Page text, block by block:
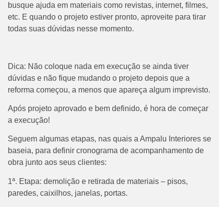
busque ajuda em materiais como revistas, internet, filmes,
etc. E quando o projeto estiver pronto, aproveite para tirar
todas suas dúvidas nesse momento.
Dica: Não coloque nada em execução se ainda tiver
dúvidas e não fique mudando o projeto depois que a
reforma começou, a menos que apareça algum imprevisto.
Após projeto aprovado e bem definido, é hora de começar
a execução!
Seguem algumas etapas, nas quais a Ampalu Interiores se
baseia, para definir cronograma de acompanhamento de
obra junto aos seus clientes:
1ª. Etapa: demolição e retirada de materiais – pisos,
paredes, caixilhos, janelas, portas.